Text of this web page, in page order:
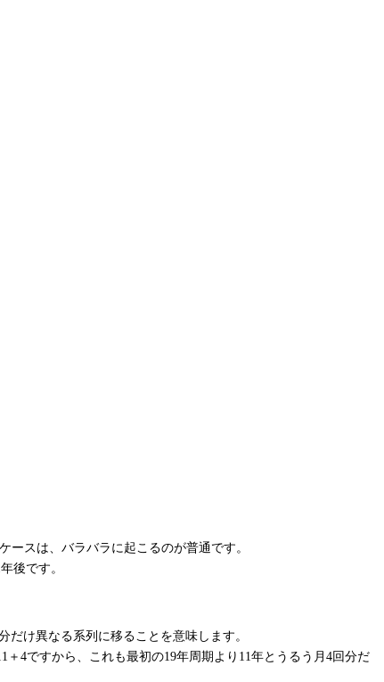
スは、バラバラに起こるのが普通です。
後です。
だけ異なる系列に移ることを意味します。
＋4ですから、これも最初の19年周期より11年とうるう月4回分だ